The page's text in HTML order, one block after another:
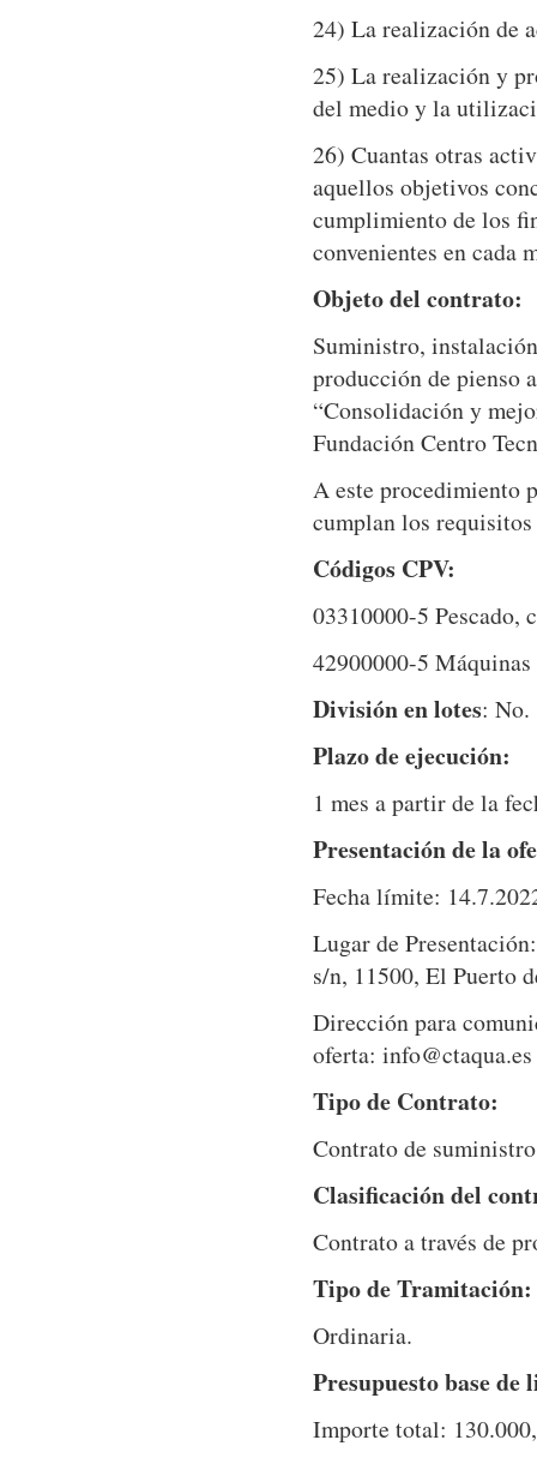
24) La realización de
25) La realización y
del medio y la
26) Cuantas otras
aquellos objetivos
cumplimiento de los
convenientes en cada
Objeto del contrato:
Suministro,
producción de pienso
“Consolidación y
Fundación Centro
A este procedimiento
cumplan los
Códigos CPV:
03310000-5 Pescado,
42900000-5 Máquinas
División en lotes: No.
Plazo de ejecución:
1 mes a partir de la
Presentación de la
Fecha límite:
Lugar de
s/n, 11500, El Puerto
Dirección para
oferta: info@ctaqua.es
Tipo de Contrato:
Contrato de suministro
Clasificación del
Contrato a través de
Tipo de Tramitación:
Ordinaria.
Presupuesto base
Importe total: